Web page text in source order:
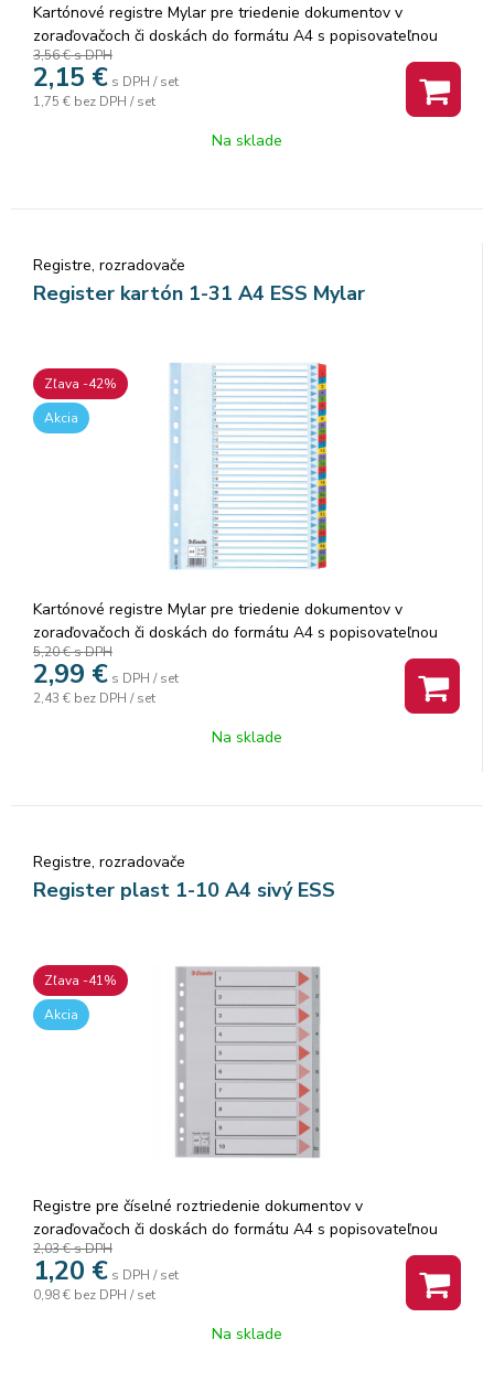
Kartónové registre Mylar pre triedenie dokumentov v
zoraďovačoch či doskách do formátu A4 s popisovateľnou
titulnou stranou. Farebné rozlišovacie okraje (obojstranne
potlačené) sú vystužené plastovou fóliou pre dlhšiu
životnosť. Spevnená multiperforá
3,56 €s DPH
2,15 € s DPH / set
1,75 € bez DPH / set
Na sklade
Registre, rozradovače
Register kartón 1-31 A4 ESS Mylar
Zľava -42%
Akcia
Kartónové registre Mylar pre triedenie dokumentov v
zoraďovačoch či doskách do formátu A4 s popisovateľnou
titulnou stranou. Farebné rozlišovacie okraje (obojstranne
potlačené) sú vystužené plastovou fóliou pre dlhšiu
životnosť´. Spevnená multiperfor
5,20 €s DPH
2,99 € s DPH / set
2,43 € bez DPH / set
Na sklade
Registre, rozradovače
Register plast 1-10 A4 sivý ESS
Zľava -41%
Akcia
Registre pre číselné roztriedenie dokumentov v
zoraďovačoch či doskách do formátu A4 s popisovateľnou
titulnou stranou. Spevnená multiperforácia plastovým
prúžkom na titulnej strane. 10 deliacich listov so štítkami 1-
10 pre rýchlu orientáciu v obsahu
2,03 €s DPH
1,20 € s DPH / set
0,98 € bez DPH / set
Na sklade